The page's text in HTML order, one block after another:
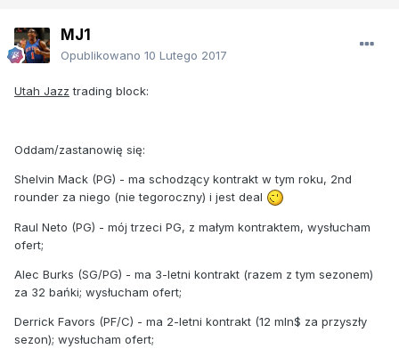
MJ1
Opublikowano 10 Lutego 2017
Utah Jazz trading block:
Oddam/zastanowię się:
Shelvin Mack (PG) - ma schodzący kontrakt w tym roku, 2nd
rounder za niego (nie tegoroczny) i jest deal
Raul Neto (PG) - mój trzeci PG, z małym kontraktem, wysłucham
ofert;
Alec Burks (SG/PG) - ma 3-letni kontrakt (razem z tym sezonem)
za 32 bańki; wysłucham ofert;
Derrick Favors (PF/C) - ma 2-letni kontrakt (12 mln$ za przyszły
sezon); wysłucham ofert;